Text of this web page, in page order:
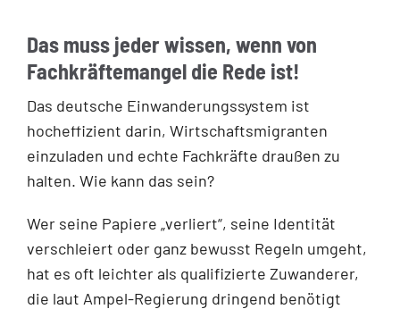
Das muss jeder wissen, wenn von
Fachkräftemangel die Rede ist!
Das deutsche Einwanderungssystem ist
hocheffizient darin, Wirtschaftsmigranten
einzuladen und echte Fachkräfte draußen zu
halten. Wie kann das sein?
Wer seine Papiere „verliert“, seine Identität
verschleiert oder ganz bewusst Regeln umgeht,
hat es oft leichter als qualifizierte Zuwanderer,
die laut Ampel-Regierung dringend benötigt